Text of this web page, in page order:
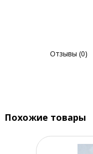
Отзывы (0)
Похожие товары